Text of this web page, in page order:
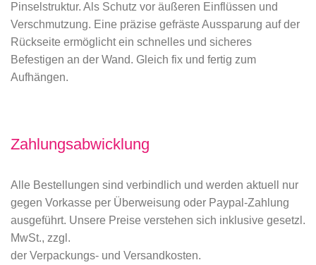
Pinselstruktur. Als Schutz vor äußeren Einflüssen und
Verschmutzung. Eine präzise gefräste Aussparung auf der
Rückseite ermöglicht ein schnelles und sicheres
Befestigen an der Wand. Gleich fix und fertig zum
Aufhängen.
Zahlungsabwicklung
Alle Bestellungen sind verbindlich und werden aktuell nur
gegen Vorkasse per Überweisung oder Paypal-Zahlung
ausgeführt. Unsere Preise verstehen sich inklusive gesetzl.
MwSt., zzgl.
der Verpackungs- und Versandkosten.